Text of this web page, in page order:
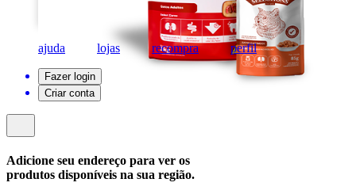
ajuda lojas recompra perfil
Fazer login
Criar conta
Adicione seu endereço para ver os
produtos disponíveis na sua região.